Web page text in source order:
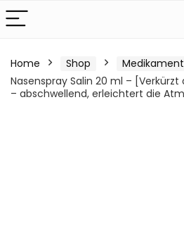
Home Shop
Nasenspray Salin 20 ml – [Verkürzt
– abschwellend, erleichtert die